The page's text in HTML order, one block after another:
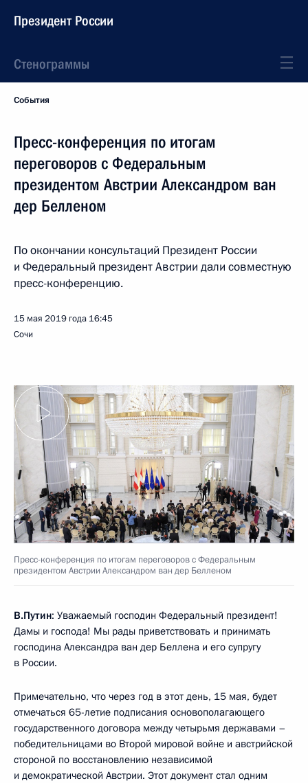
Президент России
Стенограммы
События
Пресс-конференция по итогам
переговоров с Федеральным
президентом Австрии Александром ван
дер Белленом
По окончании консультаций Президент России
и Федеральный президент Австрии дали совместную
пресс-конференцию.
15 мая 2019 года 16:45
Сочи
Пресс-конференция по итогам переговоров с Федеральным
президентом Австрии Александром ван дер Белленом
В.Путин: Уважаемый господин Федеральный президент!
Дамы и господа! Мы рады приветствовать и принимать
господина Александра ван дер Беллена и его супругу
в России.
Примечательно, что через год в этот день, 15 мая, будет
отмечаться 65-летие подписания основополагающего
государственного договора между четырьмя державами –
победительницами во Второй мировой войне и австрийской
стороной по восстановлению независимой
и демократической Австрии. Этот документ стал одним